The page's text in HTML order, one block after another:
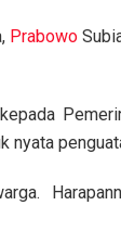
Prabowo
nyata